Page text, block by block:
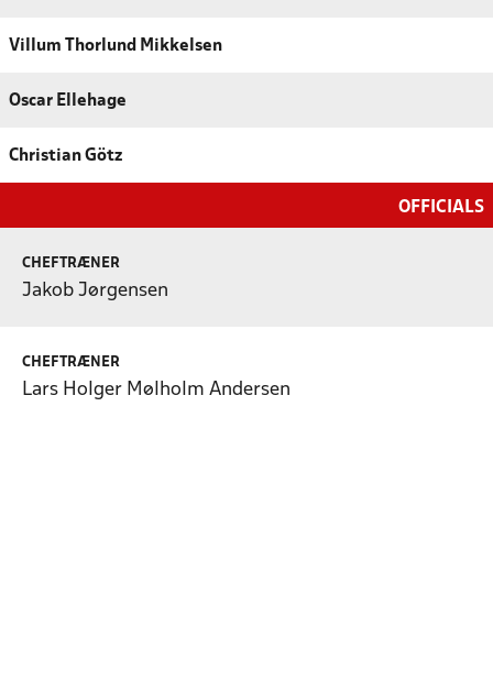
Villum Thorlund Mikkelsen
Oscar Ellehage
Christian Götz
OFFICIALS
CHEFTRÆNER
Jakob Jørgensen
CHEFTRÆNER
Lars Holger Mølholm Andersen